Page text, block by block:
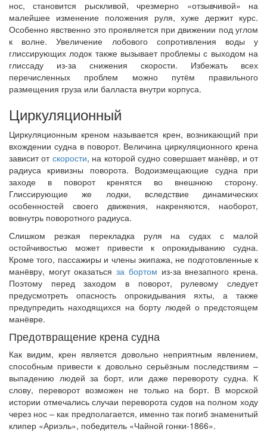
нос, становится рыскливой, чрезмерно «отзывчивой» на
малейшее изменение положения руля, хуже держит курс.
Особенно явственно это проявляется при движении под углом
к волне. Увеличение лобового сопротивления воды у
глиссирующих лодок также вызывает проблемы с выходом на
глиссаду из-за снижения скорости. Избежать всех
перечисленных проблем можно путём правильного
размещения груза или балласта внутри корпуса.
Циркуляционный
Циркуляционным креном называется крен, возникающий при
вхождении судна в поворот. Величина циркуляционного крена
зависит от скорости, на которой судно совершает манёвр, и от
радиуса кривизны поворота. Водоизмещающие судна при
заходе в поворот кренятся во внешнюю сторону.
Глиссирующие же лодки, вследствие динамических
особенностей своего движения, накреняются, наоборот,
вовнутрь поворотного радиуса.
Слишком резкая перекладка руля на судах с малой
остойчивостью может привести к опрокидыванию судна.
Кроме того, пассажиры и члены экипажа, не подготовленные к
манёвру, могут оказатьсяза бортом из-за внезапного крена.
Поэтому перед заходом в поворот, рулевому следует
предусмотреть опасность опрокидывания яхты, а также
предупредить находящихся на борту людей о предстоящем
манёвре.
Предотвращение крена судна
Как видим, крен является довольно неприятным явлением,
способным привести к довольно серьёзным последствиям –
выпадению людей за борт, или даже перевороту судна. К
слову, переворот возможен не только на борт. В морской
истории отмечались случаи переворота судов на полном ходу
через нос – как предполагается, именно так погиб знаменитый
клипер «Ариэль», победитель «Чайной гонки-1866».